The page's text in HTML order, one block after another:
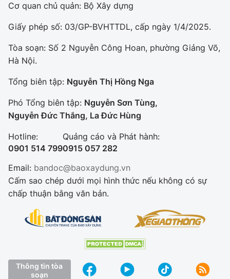
Cơ quan chủ quản: Bộ Xây dựng
Giấy phép số: 03/GP-BVHTTDL, cấp ngày 1/4/2025.
Tòa soạn: Số 2 Nguyễn Công Hoan, phường Giảng Võ,
Hà Nội.
Tổng biên tập: Nguyễn Thị Hồng Nga
Phó Tổng biên tập: Nguyễn Sơn Tùng,
Nguyễn Đức Thắng, La Đức Hùng
Hotline:
0901 514 799
Quảng cáo và Phát hành:
0915 057 282
Email: bandoc@baoxaydung.vn
Cấm sao chép dưới mọi hình thức nếu không có sự
chấp thuận bằng văn bản.
Thông tin tòa
soạn